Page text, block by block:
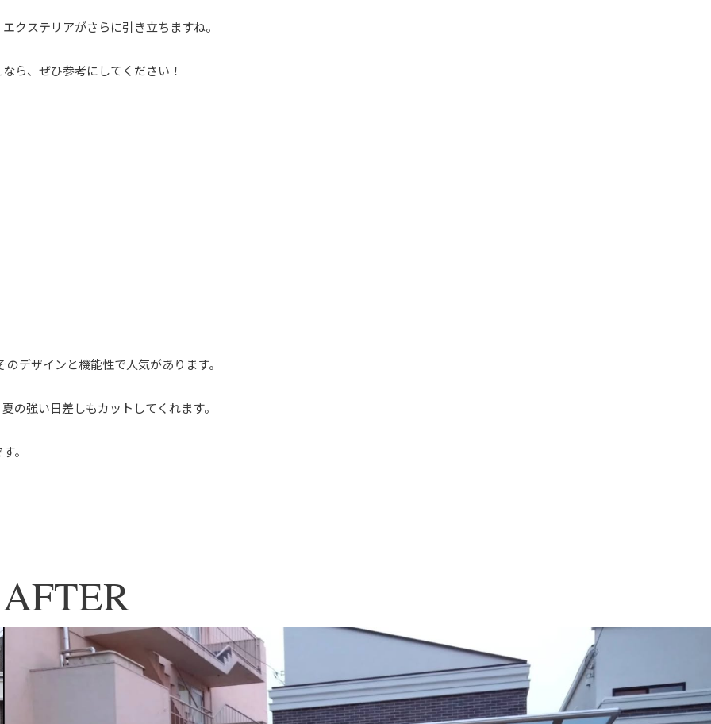
クステリアがさらに引き立ちますね。⁡
ら、ぜひ参考にしてください！
デザインと機能性で人気があります。⁡
の強い日差しもカットしてくれます。⁡
。
AFTER